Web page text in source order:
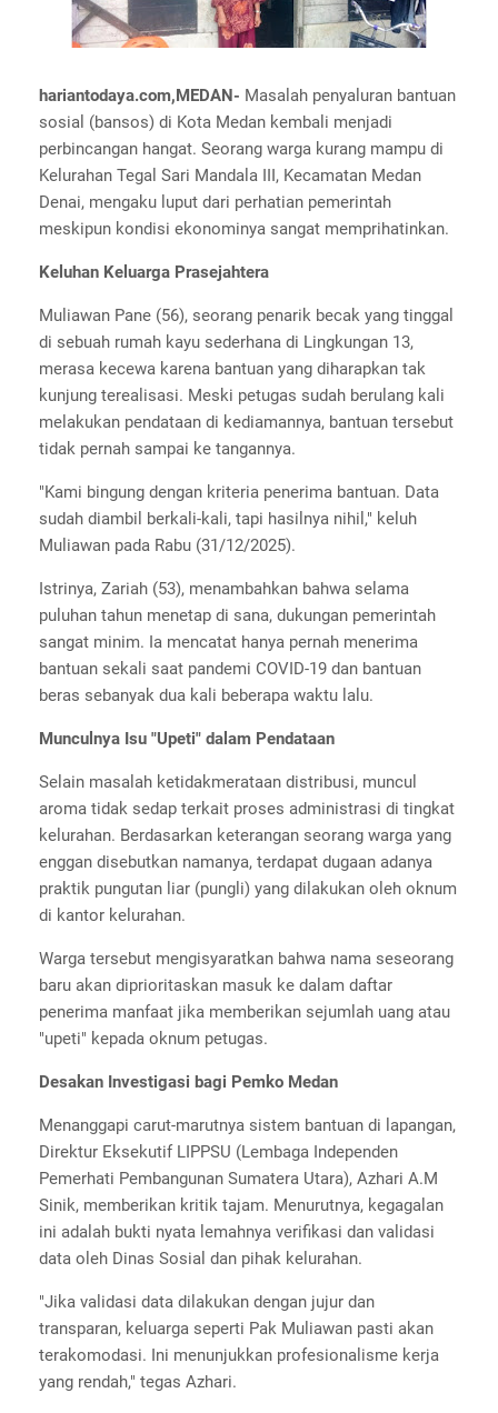
hariantodaya.com,MEDAN- Masalah penyaluran bantuan
sosial (bansos) di Kota Medan kembali menjadi
perbincangan hangat. Seorang warga kurang mampu di
Kelurahan Tegal Sari Mandala III, Kecamatan Medan
Denai, mengaku luput dari perhatian pemerintah
meskipun kondisi ekonominya sangat memprihatinkan.
Keluhan Keluarga Prasejahtera
Muliawan Pane (56), seorang penarik becak yang tinggal
di sebuah rumah kayu sederhana di Lingkungan 13,
merasa kecewa karena bantuan yang diharapkan tak
kunjung terealisasi. Meski petugas sudah berulang kali
melakukan pendataan di kediamannya, bantuan tersebut
tidak pernah sampai ke tangannya.
"Kami bingung dengan kriteria penerima bantuan. Data
sudah diambil berkali-kali, tapi hasilnya nihil," keluh
Muliawan pada Rabu (31/12/2025).
Istrinya, Zariah (53), menambahkan bahwa selama
puluhan tahun menetap di sana, dukungan pemerintah
sangat minim. Ia mencatat hanya pernah menerima
bantuan sekali saat pandemi COVID-19 dan bantuan
beras sebanyak dua kali beberapa waktu lalu.
Munculnya Isu "Upeti" dalam Pendataan
Selain masalah ketidakmerataan distribusi, muncul
aroma tidak sedap terkait proses administrasi di tingkat
kelurahan. Berdasarkan keterangan seorang warga yang
enggan disebutkan namanya, terdapat dugaan adanya
praktik pungutan liar (pungli) yang dilakukan oleh oknum
di kantor kelurahan.
Warga tersebut mengisyaratkan bahwa nama seseorang
baru akan diprioritaskan masuk ke dalam daftar
penerima manfaat jika memberikan sejumlah uang atau
"upeti" kepada oknum petugas.
Desakan Investigasi bagi Pemko Medan
Menanggapi carut-marutnya sistem bantuan di lapangan,
Direktur Eksekutif LIPPSU (Lembaga Independen
Pemerhati Pembangunan Sumatera Utara), Azhari A.M
Sinik, memberikan kritik tajam. Menurutnya, kegagalan
ini adalah bukti nyata lemahnya verifikasi dan validasi
data oleh Dinas Sosial dan pihak kelurahan.
"Jika validasi data dilakukan dengan jujur dan
transparan, keluarga seperti Pak Muliawan pasti akan
terakomodasi. Ini menunjukkan profesionalisme kerja
yang rendah," tegas Azhari.